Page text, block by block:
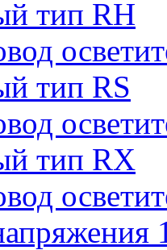
тип RH
тип RS
тип RX